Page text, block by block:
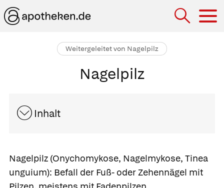
Weitergeleitet von Nagelpilz
Nagelpilz
Inhalt
Nagelpilz (Onychomykose, Nagelmykose, Tinea
unguium): Befall der Fuß- oder Zehennägel mit